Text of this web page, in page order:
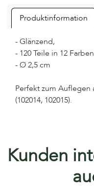
Produktinformation
- Glänzend,
- 120 Teile in 12 Farben
- Ø 2,5 cm
Perfekt zum Auflegen
(102014, 102015).
Kunden